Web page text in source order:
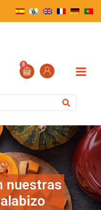
0
nuestras